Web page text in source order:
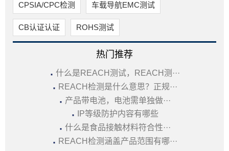
CPSIA/CPC检测 车载导航EMC测试
CB认证认证 ROHS测试
热门推荐
· 什么是REACH测试，REACH测···
· REACH检测是什么意思？正规···
· 产品带电池，电池需单独做···
· IP等级防护内容有哪些
· 什么是食品接触材料符合性···
· REACH检测涵盖产品范围有哪···